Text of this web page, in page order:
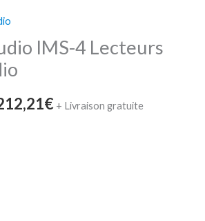
IMS-4 Lecteurs
€ + Livraison gratuite